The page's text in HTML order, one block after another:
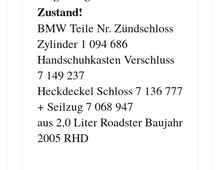
Zustand!
BMW Teile Nr. Zündschloss
Zylinder 1 094 686
Handschuhkasten Verschluss
7 149 237
Heckdeckel Schloss 7 136 777
+ Seilzug 7 068 947
aus 2,0 Liter Roadster Baujahr
2005 RHD